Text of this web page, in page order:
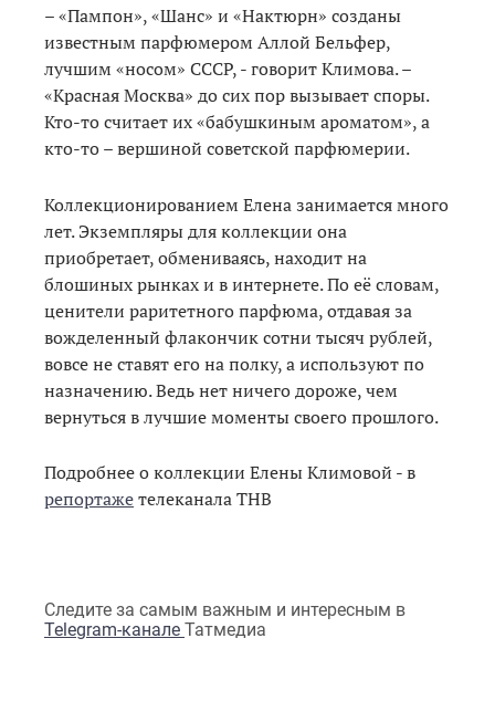
– «Пампон», «Шанс» и «Нактюрн» созданы
известным парфюмером Аллой Бельфер,
лучшим «носом» СССР, - говорит Климова. –
«Красная Москва» до сих пор вызывает споры.
Кто-то считает их «бабушкиным ароматом», а
кто-то – вершиной советской парфюмерии.
Коллекционированием Елена занимается много
лет. Экземпляры для коллекции она
приобретает, обмениваясь, находит на
блошиных рынках и в интернете. По её словам,
ценители раритетного парфюма, отдавая за
вожделенный флакончик сотни тысяч рублей,
вовсе не ставят его на полку, а используют по
назначению. Ведь нет ничего дороже, чем
вернуться в лучшие моменты своего прошлого.
Подробнее о коллекции Елены Климовой - в
репортажетелеканала ТНВ
Следите за самым важным и интересным в
Telegram-канале Татмедиа